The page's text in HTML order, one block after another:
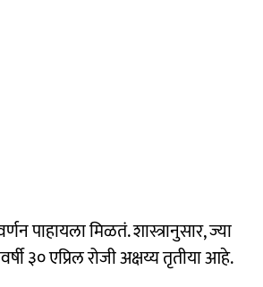
पाहायला मिळतं. शास्त्रानुसार, ज्या
३० एप्रिल रोजी अक्षय्य तृतीया आहे.